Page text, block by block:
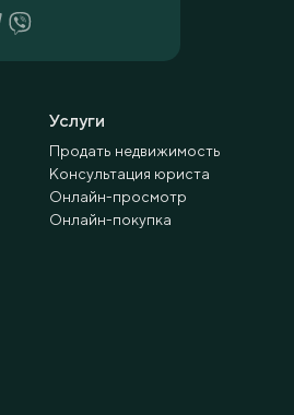
Услуги
Продать недвижимость
Консультация юриста
Онлайн-просмотр
Онлайн-покупка